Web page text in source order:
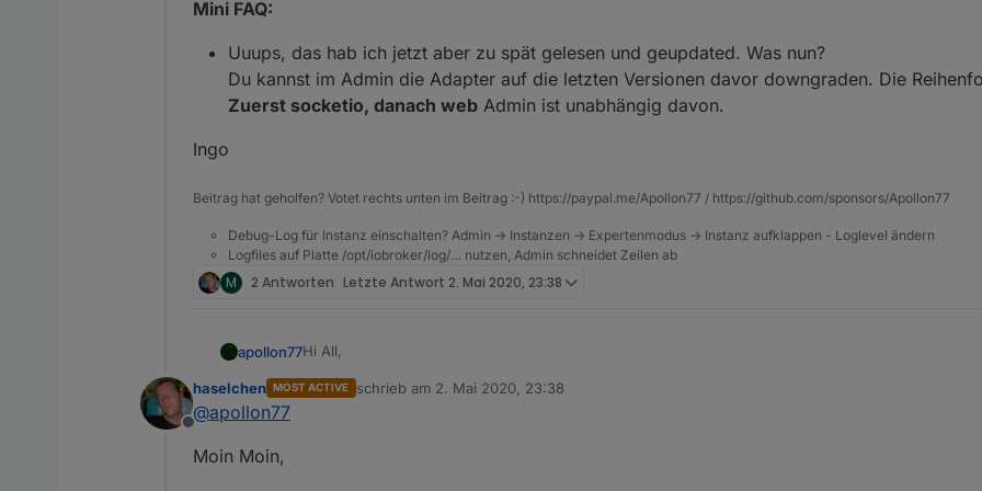
Mini FAQ:
Uuups, das hab ich jetzt aber zu spät gelesen und geupdated. Was nun?
Du kannst im Admin die Adapter auf die letzten Versionen davor downgraden. Die
Zuerst socketio, danach web Admin ist unabhängig davon.
Ingo
Beitrag hat geholfen? Votet rechts unten im Beitrag :-) https://paypal.me/Apollon77 / https://github.com/sponsors/Apollon77
Debug-Log für Instanz einschalten? Admin -> Instanzen -> Expertenmodus -> Instanz aufklappen - Loglevel ändern
Logfiles auf Platte /opt/iobroker/log/… nutzen, Admin schneidet Zeilen ab
M 2 Antworten Letzte Antwort 2. Mai 2020, 23:38
apollon77Hi All,
tl;dr
Offline
haselchen MOST ACTIVE schrieb am 2. Mai 2020, 23:38
zuletzt editiert von
@apollon77
Moin Moin,